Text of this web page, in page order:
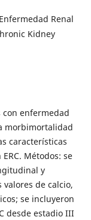
Renal
Kidney
con enfermedad
morbimortalidad
características
Métodos: se
y
de calcio,
se incluyeron
desde estadio III